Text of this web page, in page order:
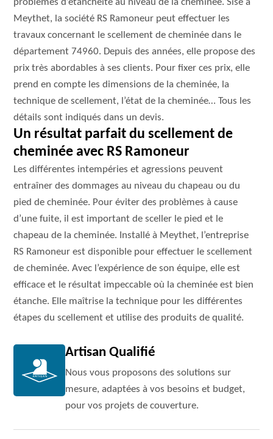
problèmes d’étanchéité au niveau de la cheminée. Sise à
Meythet, la société RS Ramoneur peut effectuer les
travaux concernant le scellement de cheminée dans le
département 74960. Depuis des années, elle propose des
prix très abordables à ses clients. Pour fixer ces prix, elle
prend en compte les dimensions de la cheminée, la
technique de scellement, l’état de la cheminée… Tous les
détails sont indiqués dans un devis.
Un résultat parfait du scellement de
cheminée avec RS Ramoneur
Les différentes intempéries et agressions peuvent
entraîner des dommages au niveau du chapeau ou du
pied de cheminée. Pour éviter des problèmes à cause
d’une fuite, il est important de sceller le pied et le
chapeau de la cheminée. Installé à Meythet, l’entreprise
RS Ramoneur est disponible pour effectuer le scellement
de cheminée. Avec l’expérience de son équipe, elle est
efficace et le résultat impeccable où la cheminée est bien
étanche. Elle maîtrise la technique pour les différentes
étapes du scellement et utilise des produits de qualité.
Artisan Qualifié
Nous vous proposons des solutions sur
mesure, adaptées à vos besoins et budget,
pour vos projets de couverture.